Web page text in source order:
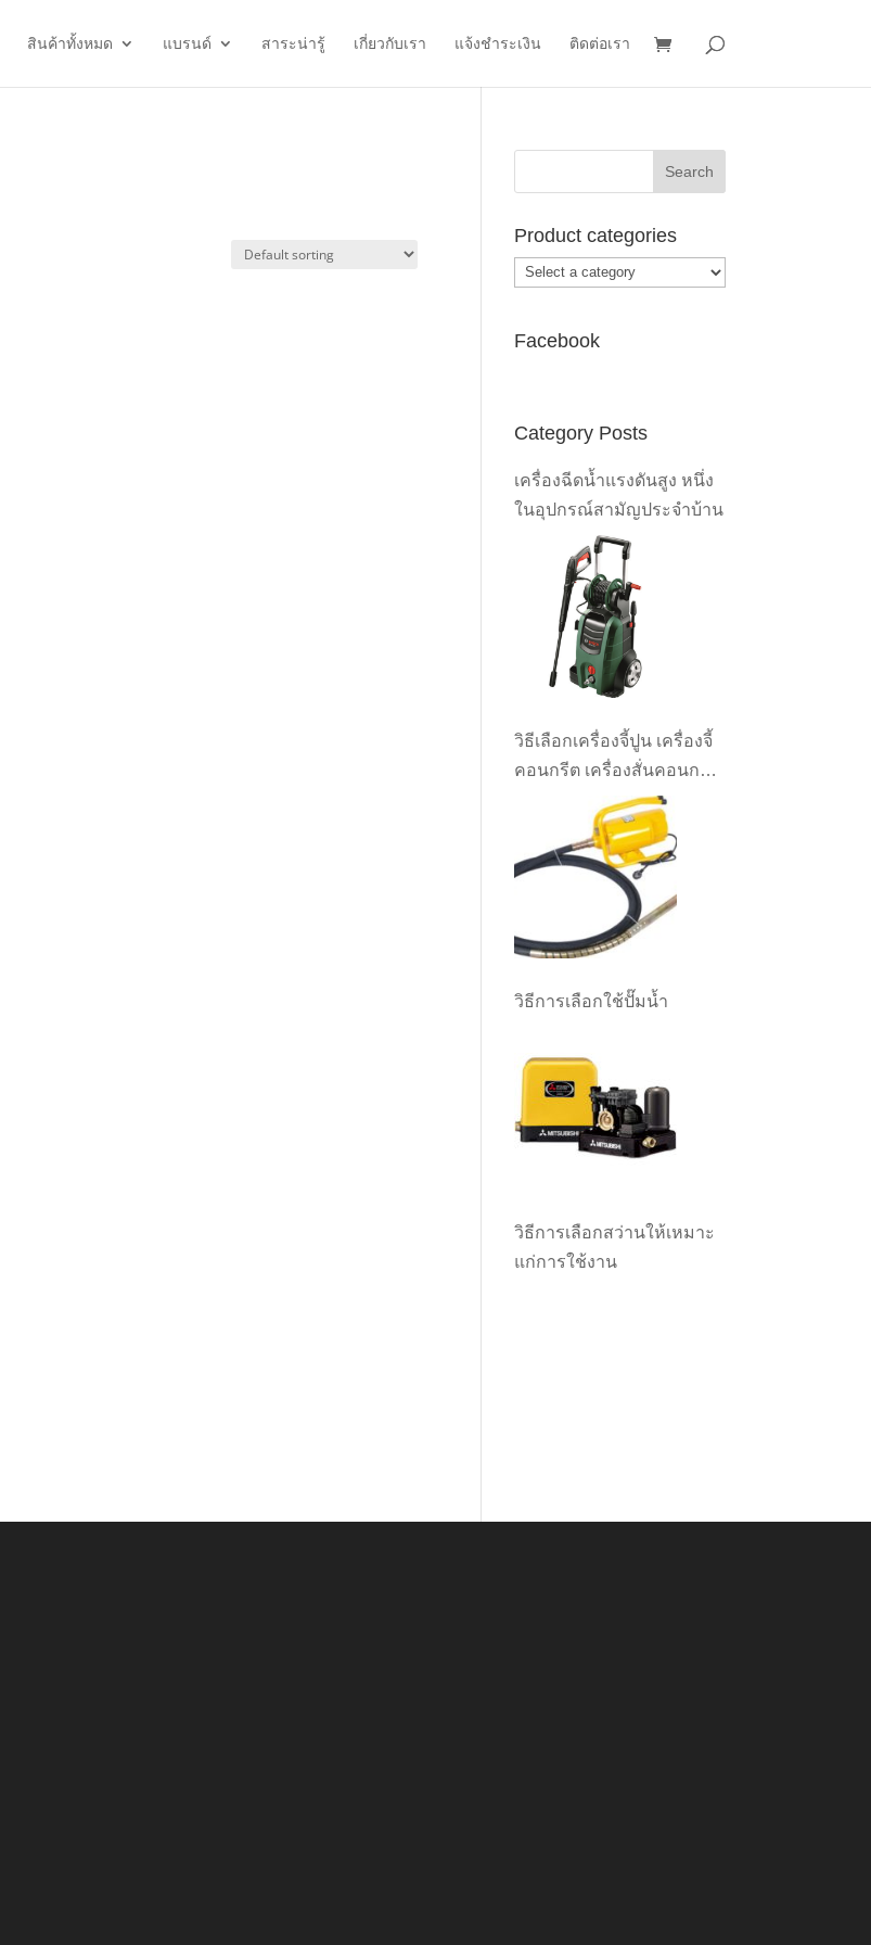
สินค้าทั้งหมด แบรนด์ สาระน่ารู้ เกี่ยวกับเรา แจ้งชำระเงิน ติดต่อเรา
Product categories
Facebook
Category Posts
เครื่องฉีดน้ำแรงดันสูง หนึ่ง
ในอุปกรณ์สามัญประจำบ้าน
วิธีเลือกเครื่องจี้ปูน เครื่องจี้
คอนกรีต เครื่องสั่นคอนกรีต
ให้เหมาะกับงาน
วิธีการเลือกใช้ปั๊มน้ำ
วิธีการเลือกสว่านให้เหมาะ
แก่การใช้งาน